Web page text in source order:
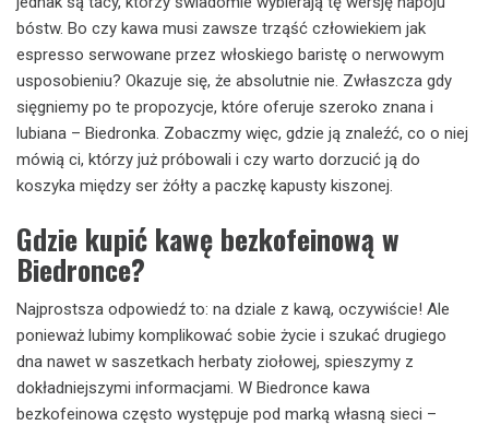
bóstw. Bo czy kawa musi zawsze trząść człowiekiem jak
espresso serwowane przez włoskiego baristę o nerwowym
usposobieniu? Okazuje się, że absolutnie nie. Zwłaszcza gdy
sięgniemy po te propozycje, które oferuje szeroko znana i
lubiana – Biedronka. Zobaczmy więc, gdzie ją znaleźć, co o niej
mówią ci, którzy już próbowali i czy warto dorzucić ją do
koszyka między ser żółty a paczkę kapusty kiszonej.
Gdzie kupić kawę bezkofeinową w
Biedronce?
Najprostsza odpowiedź to: na dziale z kawą, oczywiście! Ale
ponieważ lubimy komplikować sobie życie i szukać drugiego
dna nawet w saszetkach herbaty ziołowej, spieszymy z
dokładniejszymi informacjami. W Biedronce kawa
bezkofeinowa często występuje pod marką własną sieci –